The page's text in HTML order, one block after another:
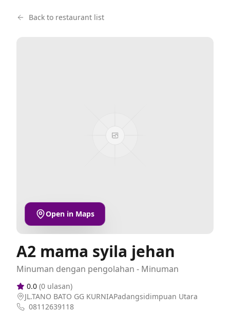
Back to restaurant list
Open in Maps
A2 mama syila jehan
Minuman dengan pengolahan - Minuman
0.0 (0 ulasan)
JL.TANO BATO GG KURNIAPadangsidimpuan Utara
08112639118